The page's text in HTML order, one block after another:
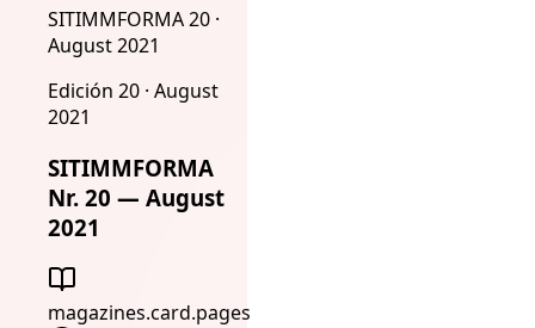
SITIMMFORMA 20 ·
August 2021
Edición 20 · August
2021
SITIMMFORMA
Nr. 20 — August
2021
magazines.card.pages